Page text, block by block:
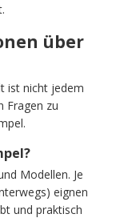
über
ist nicht jedem
Fragen zu
Modellen. Je
eignen
und praktisch